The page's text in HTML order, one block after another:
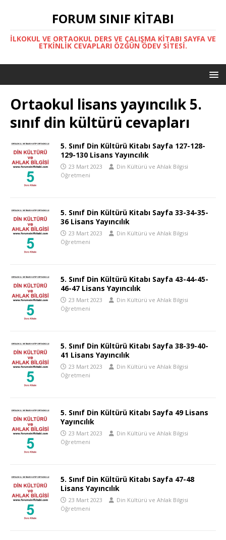
FORUM SINIF KITABI
İLKOKUL VE ORTAOKUL DERS VE ÇALIŞMA KITABI SAYFA VE
ETKINLIK CEVAPLARI ÖZGÜN ÖDEV SITESI.
Ortaokul lisans yayıncılık 5.
sınıf din kültürü cevapları
5. Sınıf Din Kültürü Kitabı Sayfa 127-128-
129-130 Lisans Yayıncılık
23 Mart 2023
Din Kültürü ve Ahlak Bilgisi
Öğretmeni
5. Sınıf Din Kültürü Kitabı Sayfa 33-34-35-
36 Lisans Yayıncılık
23 Mart 2023
Din Kültürü ve Ahlak Bilgisi
Öğretmeni
5. Sınıf Din Kültürü Kitabı Sayfa 43-44-45-
46-47 Lisans Yayıncılık
23 Mart 2023
Din Kültürü ve Ahlak Bilgisi
Öğretmeni
5. Sınıf Din Kültürü Kitabı Sayfa 38-39-40-
41 Lisans Yayıncılık
23 Mart 2023
Din Kültürü ve Ahlak Bilgisi
Öğretmeni
5. Sınıf Din Kültürü Kitabı Sayfa 49 Lisans
Yayıncılık
23 Mart 2023
Din Kültürü ve Ahlak Bilgisi
Öğretmeni
5. Sınıf Din Kültürü Kitabı Sayfa 47-48
Lisans Yayıncılık
23 Mart 2023
Din Kültürü ve Ahlak Bilgisi
Öğretmeni